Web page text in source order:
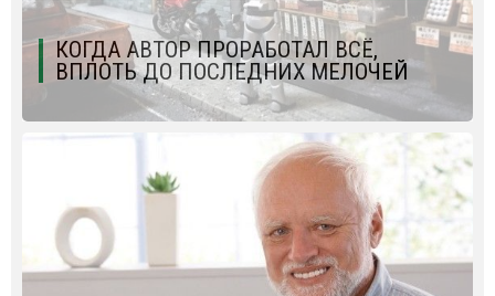
КОГДА АВТОР ПРОРАБОТАЛ ВСЁ,
ВПЛОТЬ ДО ПОСЛЕДНИХ МЕЛОЧЕЙ